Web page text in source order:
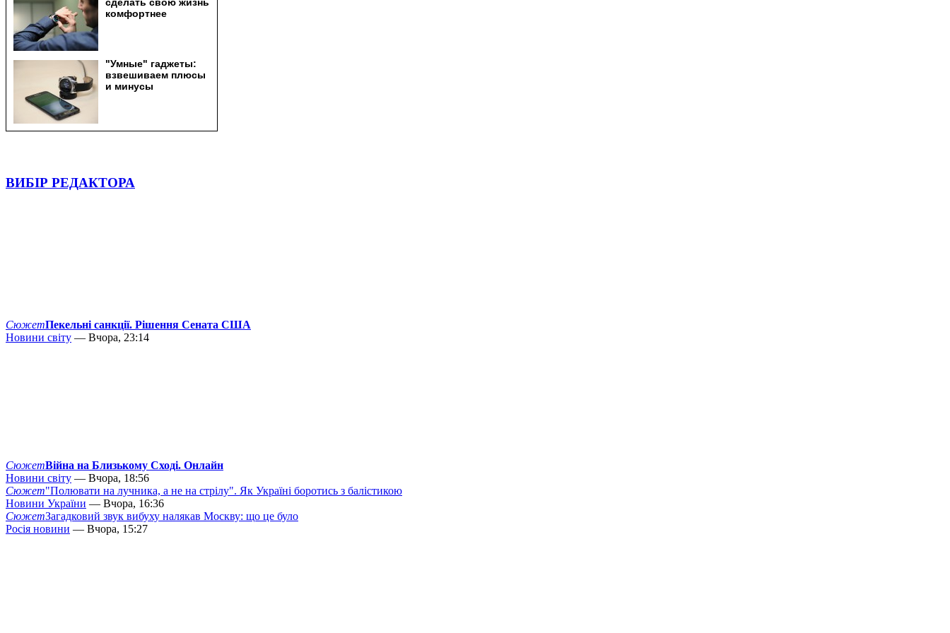
ВИБІР РЕДАКТОРА
СюжетПекельні санкції. Рішення Сената США
Новини світу — Вчора, 23:14
СюжетВійна на Близькому Сході. Онлайн
Новини світу — Вчора, 18:56
Сюжет"Полювати на лучника, а не на стрілу". Як Україні боротись з балістикою
Новини України — Вчора, 16:36
СюжетЗагадковий звук вибуху налякав Москву: що це було
Росія новини — Вчора, 15:27